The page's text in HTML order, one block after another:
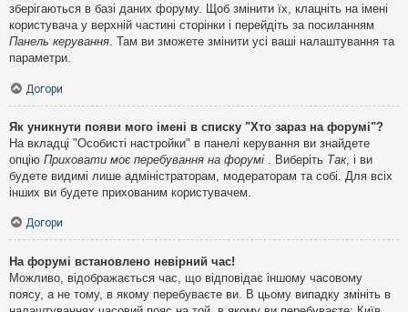
зберігаються в базі даних форуму. Щоб змінити їх, клацніть на імені
користувача у верхній частині сторінки і перейдіть за посиланням
Панель керування . Там ви зможете змінити усі ваші налаштування та
параметри.
Догори
Як уникнути появи мого імені в списку "Хто зараз на форумі"?
На вкладці "Особисті настройки" в панелі керування ви знайдете
опцію Приховати моє перебування на форумі . Виберіть Так, і ви
будете видимі лише адміністраторам, модераторам та собі. Для всіх
інших ви будете прихованим користувачем.
Догори
На форумі встановлено невірний час!
Можливо, відображається час, що відповідає іншому часовому
поясу, а не тому, в якому перебуваєте ви. В цьому випадку змініть в